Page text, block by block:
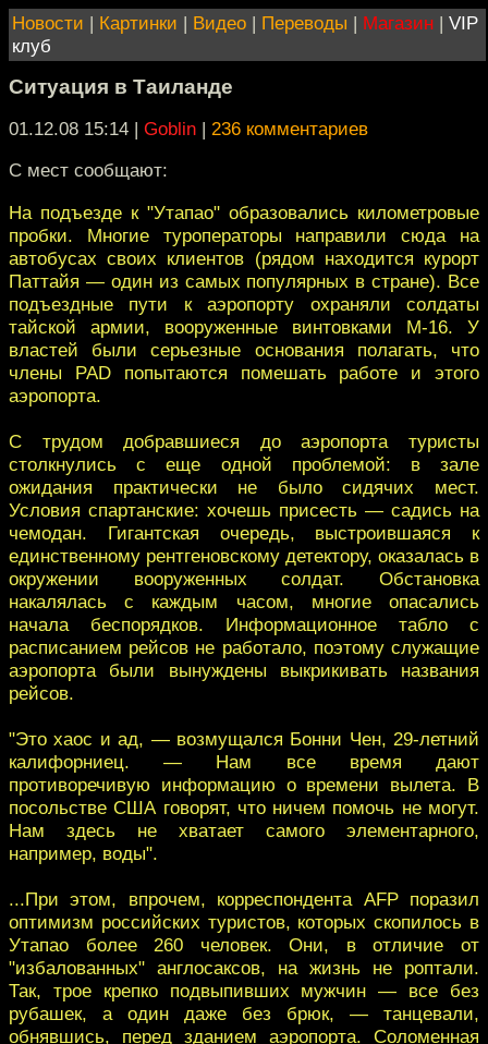
Новости | Картинки | Видео | Переводы | Магазин | VIP
клуб
Ситуация в Таиланде
01.12.08 15:14 | Goblin | 236 комментариев
C мест сообщают:
На подъезде к "Утапао" образовались километровые
пробки. Многие туроператоры направили сюда на
автобусах своих клиентов (рядом находится курорт
Паттайя — один из самых популярных в стране). Все
подъездные пути к аэропорту охраняли солдаты
тайской армии, вооруженные винтовками M-16. У
властей были серьезные основания полагать, что
члены PAD попытаются помешать работе и этого
аэропорта.
С трудом добравшиеся до аэропорта туристы
столкнулись с еще одной проблемой: в зале
ожидания практически не было сидячих мест.
Условия спартанские: хочешь присесть — садись на
чемодан. Гигантская очередь, выстроившаяся к
единственному рентгеновскому детектору, оказалась в
окружении вооруженных солдат. Обстановка
накалялась с каждым часом, многие опасались
начала беспорядков. Информационное табло с
расписанием рейсов не работало, поэтому служащие
аэропорта были вынуждены выкрикивать названия
рейсов.
"Это хаос и ад, — возмущался Бонни Чен, 29-летний
калифорниец. — Нам все время дают
противоречивую информацию о времени вылета. В
посольстве США говорят, что ничем помочь не могут.
Нам здесь не хватает самого элементарного,
например, воды".
...При этом, впрочем, корреспондента AFP поразил
оптимизм российских туристов, которых скопилось в
Утапао более 260 человек. Они, в отличие от
"избалованных" англосаксов, на жизнь не роптали.
Так, трое крепко подвыпивших мужчин — все без
рубашек, а один даже без брюк, — танцевали,
обнявшись, перед зданием аэропорта. Соломенная